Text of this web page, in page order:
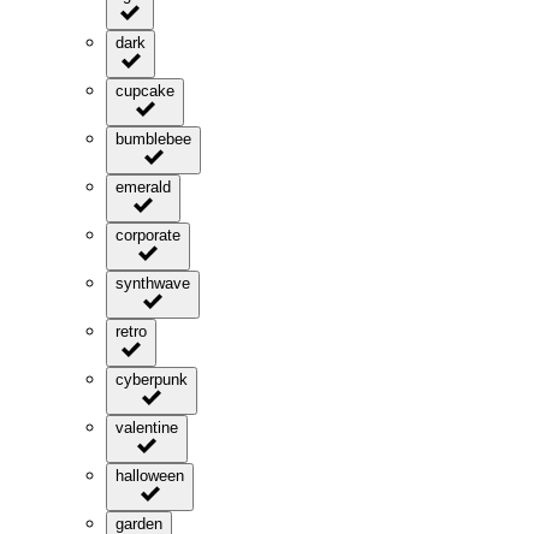
dark
cupcake
bumblebee
emerald
corporate
synthwave
retro
cyberpunk
valentine
halloween
garden